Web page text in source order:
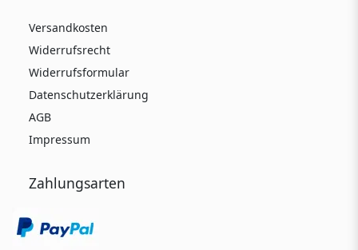
Versandkosten
Widerrufsrecht
Widerrufsformular
Datenschutzerklärung
AGB
Impressum
Zahlungsarten